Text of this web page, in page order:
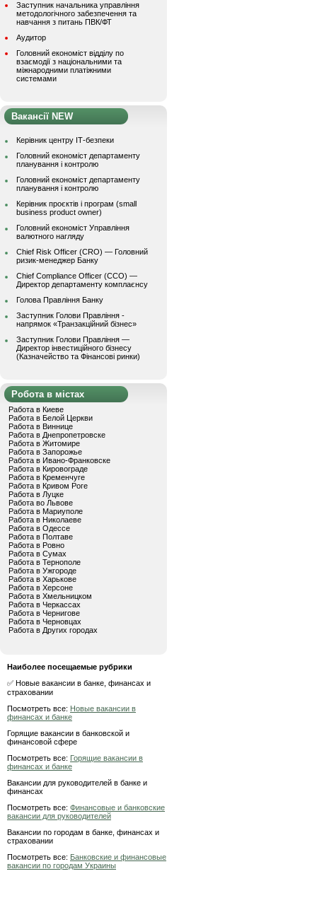
Заступник начальника управління
методологічного забезпечення та
навчання з питань ПВК/ФТ
Аудитор
Головний економіст відділу по
взаємодії з національними та
міжнародними платіжними
системами
Вакансії NEW
Керівник центру ІТ-безпеки
Головний економіст департаменту
планування і контролю
Головний економіст департаменту
планування і контролю
Керівник проєктів і програм (small
business product owner)
Головний економіст Управління
валютного нагляду
Chief Risk Officer (CRO) — Головний
ризик-менеджер Банку
Chief Compliance Officer (CCO) —
Директор департаменту комплаєнсу
Голова Правління Банку
Заступник Голови Правління -
напрямок «Транзакційний бізнес»
Заступник Голови Правління —
Директор інвестиційного бізнесу
(Казначейство та Фінансові ринки)
Робота в містах
Работа в Киеве
Работа в Белой Церкви
Работа в Виннице
Работа в Днепропетровске
Работа в Житомире
Работа в Запорожье
Работа в Ивано-Франковске
Работа в Кировограде
Работа в Кременчуге
Работа в Кривом Роге
Работа в Луцке
Работа во Львове
Работа в Мариуполе
Работа в Николаеве
Работа в Одессе
Работа в Полтаве
Работа в Ровно
Работа в Сумах
Работа в Тернополе
Работа в Ужгороде
Работа в Харькове
Работа в Херсоне
Работа в Хмельницком
Работа в Черкассах
Работа в Чернигове
Работа в Черновцах
Работа в Других городах
Наиболее посещаемые рубрики
✅ Новые вакансии в банке, финансах и
страховании
Посмотреть все: Новые вакансии в
финансах и банке
Горящие вакансии в банковской и
финансовой сфере
Посмотреть все: Горящие вакансии в
финансах и банке
Вакансии для руководителей в банке и
финансах
Посмотреть все: Финансовые и банковские
вакансии для руководителей
Вакансии по городам в банке, финансах и
страховании
Посмотреть все: Банковские и финансовые
вакансии по городам Украины